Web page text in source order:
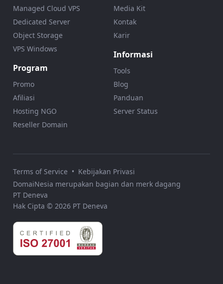
Managed Cloud VPS
Dedicated Server
Object Storage
VPS Windows
Program
Promo
Afiliasi
Hosting NGO
Reseller Domain
Media Kit
Kontak
Karir
Informasi
Tools
Blog
Panduan
Server Status
Terms of Service • Kebijakan Privasi
DomaiNesia merupakan bagian dan merk dagang
PT Deneva
Hak Cipta © 2026 PT Deneva